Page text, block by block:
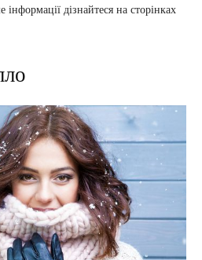
дізнайтеся на сторінках